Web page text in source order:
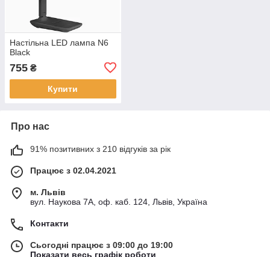
Настільна LED лампа N6
Black
755 ₴
Купити
Про нас
91% позитивних з 210 відгуків за рік
Працює з 02.04.2021
м. Львів
вул. Наукова 7А, оф. каб. 124, Львів, Україна
Контакти
Сьогодні працює з 09:00 до 19:00
Показати весь графік роботи